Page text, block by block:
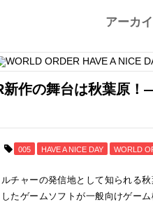
アーカ
新作の舞台は秋葉原！
005 HAVE A NICE DAY WORLD
チャーの発信地として知られる
たゲームソフトが一般向けゲー